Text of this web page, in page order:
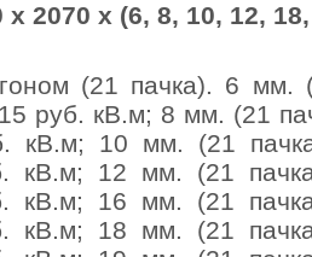
2070 х (6, 8, 10, 12,
(21 пачка). 6 мм.
руб. кВ.м; 8 мм. (21
кВ.м; 10 мм. (21
кВ.м; 12 мм. (21
кВ.м; 16 мм. (21
кВ.м; 18 мм. (21